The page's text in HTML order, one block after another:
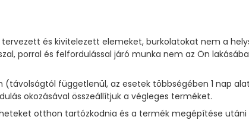
és kivitelezett elemeket, burkolatokat nem a
porral és felfordulással járó munka nem az Ön
(távolságtól függetlenül, az esetek többségében 1 nap
okozásával összeállítjuk a végleges terméket.
otthon tartózkodnia és a termék megépítése utáni